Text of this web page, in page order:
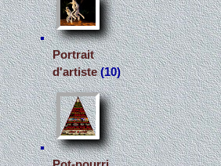
Portrait
d'artiste(10)